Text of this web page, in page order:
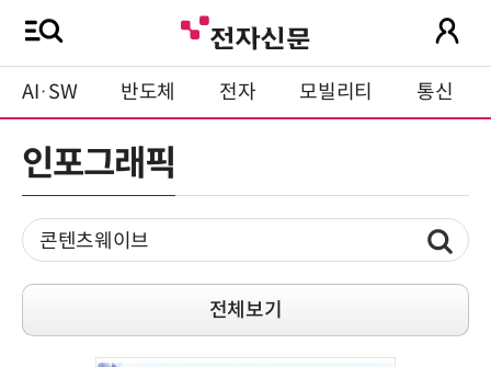
AI·SW 반도체 전자 모빌리티 통신
인포그래픽
전체보기